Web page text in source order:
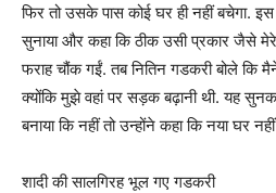
फिर तो उसके पास कोई घर ही नहीं बचेगा.
सुनाया और कहा कि ठीक उसी प्रकार जैसे
फराह चौंक गईं. तब नितिन गडकरी बोले कि
क्योंकि मुझे वहां पर सड़क बढ़ानी थी. यह
बनाया कि नहीं तो उन्होंने कहा कि नया घर नहीं
शादी की सालगिरह भूल गए गडकरी